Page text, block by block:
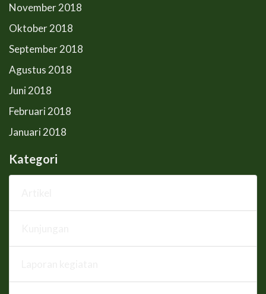
November 2018
Oktober 2018
September 2018
Agustus 2018
Juni 2018
Februari 2018
Januari 2018
Kategori